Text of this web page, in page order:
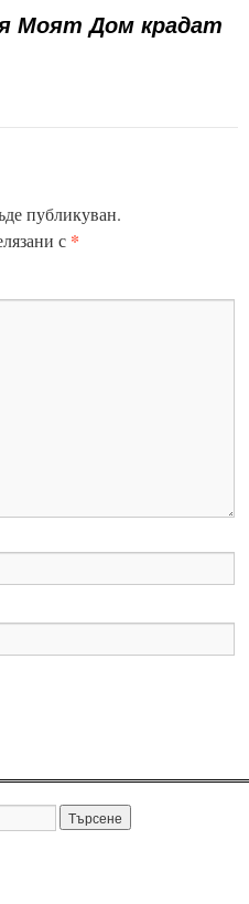
Моят Дом крадат
публикуван.
с *